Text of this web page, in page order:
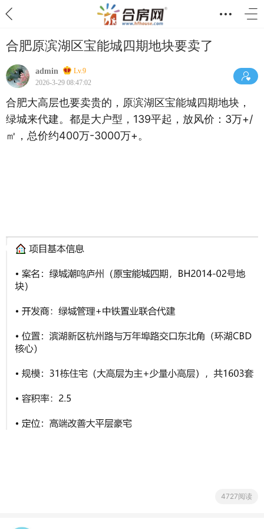
合肥原滨湖区宝能城四期地块要卖了
admin
Lv.9
2026-3-29 08:47:02
合肥大高层也要卖贵的，原滨湖区宝能城四期地块，
绿城来代建。都是大户型，139平起，放风价：3万+/
㎡，总价约400万-3000万+。
4727阅读